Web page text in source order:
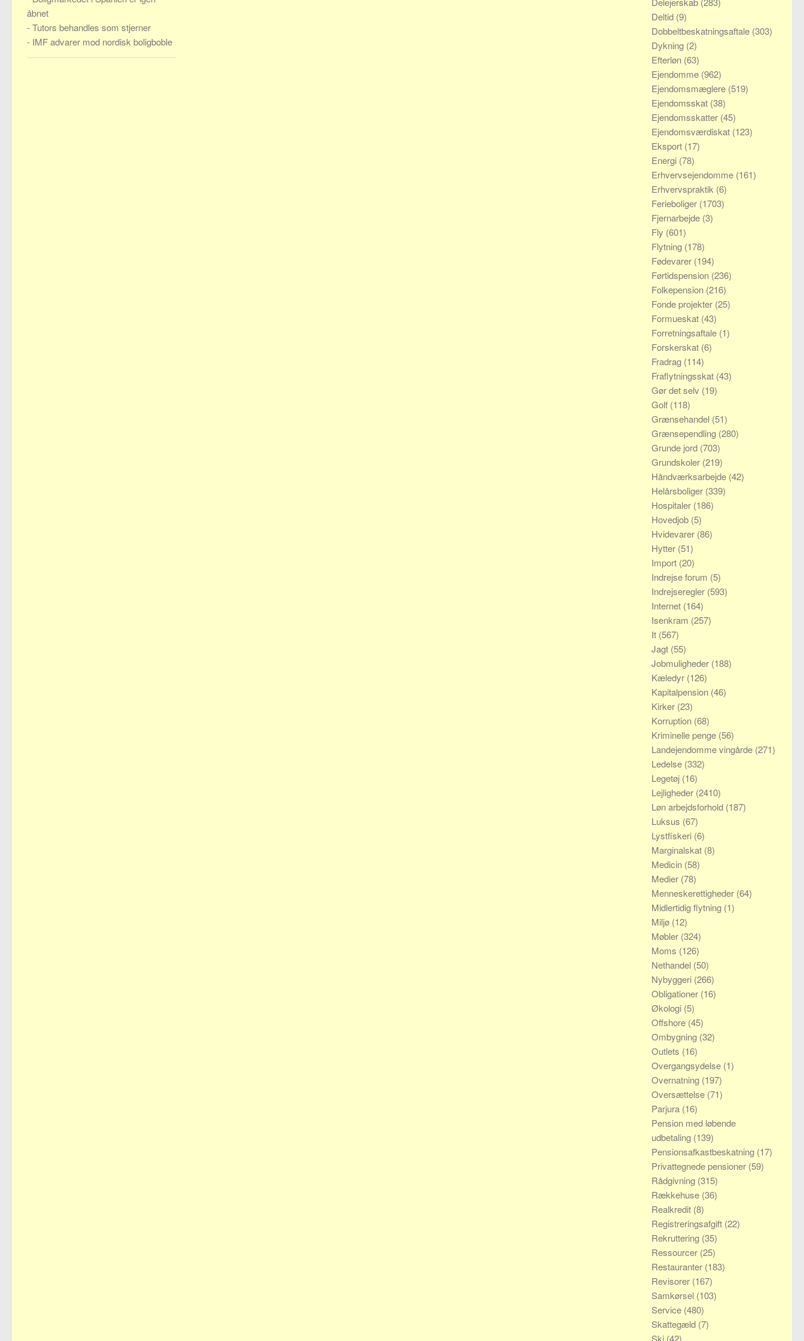
åbnet
-Tutors behandles som stjerner
- IMF advarer mod nordisk boligboble
Deltid (9)
Dobbeltbeskatningsaftale (303)
Dykning (2)
Efterløn (63)
Ejendomme (962)
Ejendomsmæglere (519)
Ejendomsskat (38)
Ejendomsskatter (45)
Ejendomsværdiskat (123)
Eksport (17)
Energi (78)
Erhvervsejendomme (161)
Erhvervspraktik (6)
Ferieboliger (1703)
Fjernarbejde (3)
Fly (601)
Flytning (178)
Fødevarer (194)
Førtidspension (236)
Folkepension (216)
Fonde projekter (25)
Formueskat (43)
Forretningsaftale (1)
Forskerskat (6)
Fradrag (114)
Fraflytningsskat (43)
Gør det selv (19)
Golf (118)
Grænsehandel (51)
Grænsependling (280)
Grunde jord (703)
Grundskoler (219)
Håndværksarbejde (42)
Helårsboliger (339)
Hospitaler (186)
Hovedjob (5)
Hvidevarer (86)
Hytter (51)
Import (20)
Indrejse forum (5)
Indrejseregler (593)
Internet (164)
Isenkram (257)
It (567)
Jagt (55)
Jobmuligheder (188)
Kæledyr (126)
Kapitalpension (46)
Kirker (23)
Korruption (68)
Kriminelle penge (56)
Landejendomme vingårde (271)
Ledelse (332)
Legetøj (16)
Lejligheder (2410)
Løn arbejdsforhold (187)
Luksus (67)
Lystfiskeri (6)
Marginalskat (8)
Medicin (58)
Medier (78)
Menneskerettigheder (64)
Midlertidig flytning (1)
Miljø (12)
Møbler (324)
Moms (126)
Nethandel (50)
Nybyggeri (266)
Obligationer (16)
Økologi (5)
Offshore (45)
Ombygning (32)
Outlets (16)
Overgangsydelse (1)
Overnatning (197)
Oversættelse (71)
Parjura (16)
Pension med løbende
udbetaling (139)
Pensionsafkastbeskatning (17)
Privattegnede pensioner (59)
Rådgivning (315)
Rækkehuse (36)
Realkredit (8)
Registreringsafgift (22)
Rekruttering (35)
Ressourcer (25)
Restauranter (183)
Revisorer (167)
Samkørsel (103)
Service (480)
Skattegæld (7)
Ski (42)